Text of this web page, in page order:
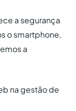
a segurança
o smartphone,
a
na gestão de